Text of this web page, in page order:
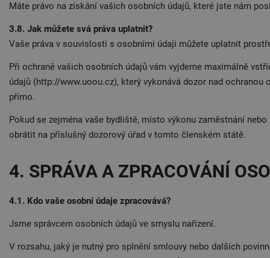
Máte právo na získání vašich osobních údajů, které jste nám
3.8. Jak můžete svá práva uplatnit?
Vaše práva v souvislosti s osobními údaji můžete uplatnit
Při ochraně vašich osobních údajů vám vyjdeme maximálně
údajů (http://www.uoou.cz), který vykonává dozor nad
přímo.
Pokud se zejména vaše bydliště, místo výkonu zaměstnání
obrátit na příslušný dozorový úřad v tomto členském státě.
4. SPRÁVA A ZPRACOVÁNÍ
4.1. Kdo vaše osobní údaje zpracovává?
Jsme správcem osobních údajů ve smyslu nařízení.
V rozsahu, jaký je nutný pro splnění smlouvy nebo dalších